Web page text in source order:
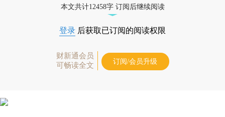
本文共计12458字 订阅后继续阅读
登录 后获取已订阅的阅读权限
财新通会员
可畅读全文
订阅/会员升级